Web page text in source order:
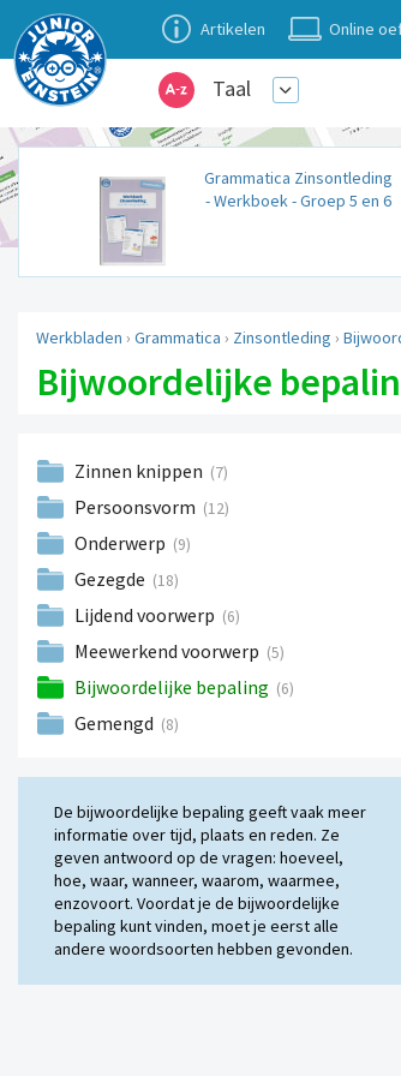
Artikelen Online
Taal
Grammatica Zinsontleding
- Werkboek - Groep 5 en 6
Werkbladen › Grammatica › Zinsontleding ›
Bijwoordelijke
Zinnen knippen (7)
Persoonsvorm (12)
Onderwerp (9)
Gezegde (18)
Lijdend voorwerp (6)
Meewerkend voorwerp (5)
Bijwoordelijke bepaling (6)
Gemengd (8)
De bijwoordelijke bepaling geeft vaak meer
informatie over tijd, plaats en reden. Ze
geven antwoord op de vragen: hoeveel,
hoe, waar, wanneer, waarom, waarmee,
enzovoort. Voordat je de bijwoordelijke
bepaling kunt vinden, moet je eerst alle
andere woordsoorten hebben gevonden.